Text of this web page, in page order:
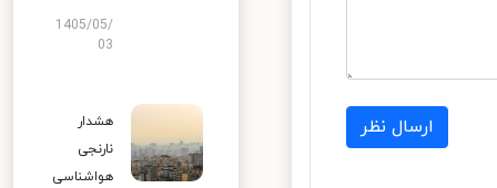
ارسال نظر
1405/05/
03
هشدار
نارنجی
هواشناسی